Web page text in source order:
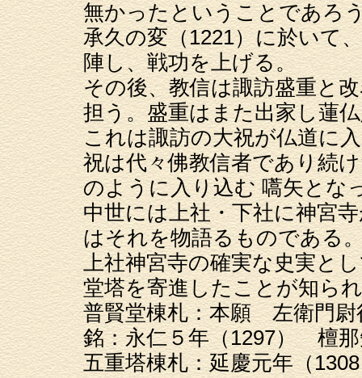
無かったということであろ
承久の変（1221）に於いて
陣し、戦功を上げる。
その後、教信は諏訪盛重と
担う。盛重はまた出家し蓮
これは諏訪の大祝が仏道に
祝は代々佛教信者であり続
のように入り込む 嚆矢とな
中世には上社・下社に神宮
はそれを物語るものである
上社神宮寺の確実な史実と
堂塔を寄進したことが知ら
普賢堂棟札：本願 左衛門
銘：永仁５年（1297） 檀
五重塔棟札：延慶元年（